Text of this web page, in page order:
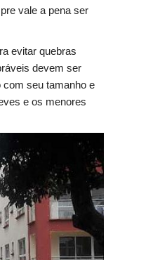
vale a pena ser
evitar quebras
devem ser
com seu tamanho e
e os menores